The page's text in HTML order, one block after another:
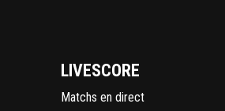
LIVESCORE
Matchs en direct